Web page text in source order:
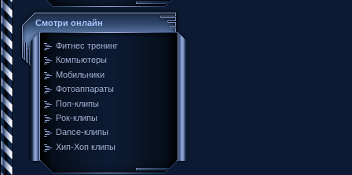
Смотри онлайн
Фитнес тренинг
Компьютеры
Мобильники
Фотоаппараты
Поп-клипы
Рок-клипы
Dance-клипы
Хип-Хоп клипы